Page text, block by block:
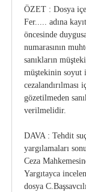
ÖZET : Dosya
Fer..... adına
öncesinde
numarasının
sanıkların
müştekinin soyut
cezalandırılması
gözetilmeden
verilmelidir.
DAVA : Tehdit
yargılamaları
Ceza
Yargıtayca
dosya